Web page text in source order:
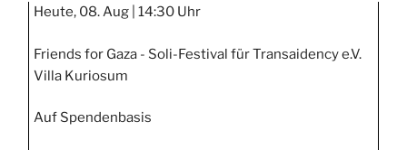
Heute, 08. Aug | 14:30 Uhr
Friends for Gaza - Soli-Festival für Transaidency e.V.
Villa Kuriosum
Auf Spendenbasis